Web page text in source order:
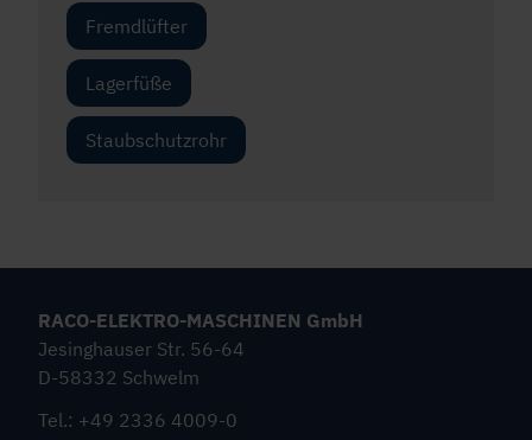
Fremdlüfter
Lagerfüße
Staubschutzrohr
RACO-ELEKTRO-MASCHINEN GmbH
Jesinghauser Str. 56-64
D-58332 Schwelm
Tel.: +49 2336 4009-0